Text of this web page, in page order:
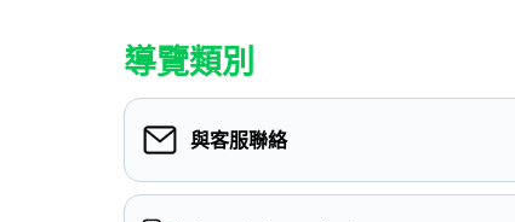
導覽類別
與客服聯絡